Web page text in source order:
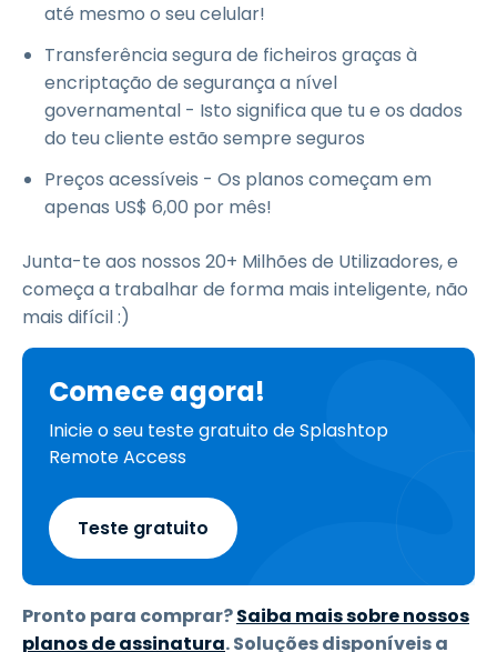
até mesmo o seu celular!
Transferência segura de ficheiros graças à
encriptação de segurança a nível
governamental - Isto significa que tu e os dados
do teu cliente estão sempre seguros
Preços acessíveis - Os planos começam em
apenas US$ 6,00 por mês!
Junta-te aos nossos 20+ Milhões de Utilizadores, e
começa a trabalhar de forma mais inteligente, não
mais difícil :)
Comece agora!
Inicie o seu teste gratuito de Splashtop
Remote Access
Teste gratuito
Pronto para comprar?Saiba mais sobre nossos
planos de assinatura. Soluções disponíveis a